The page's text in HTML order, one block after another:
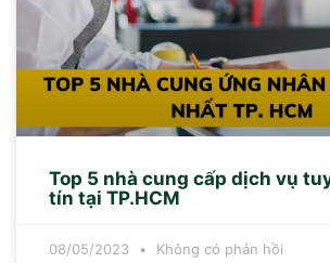
Top 5 nhà cung cấp dịch vụ
tín tại TP.HCM
08/05/2023 Không có phản hồi